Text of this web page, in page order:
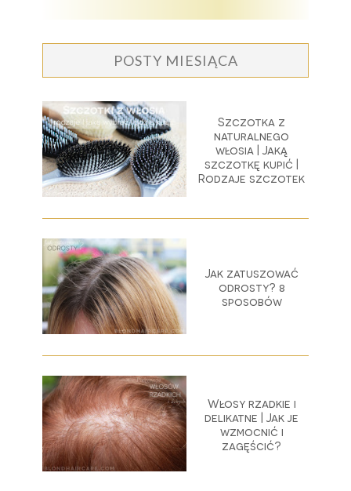
POSTY MIESIĄCA
Szczotka z
naturalnego
włosia | Jaką
szczotkę kupić |
Rodzaje szczotek
Jak zatuszować
odrosty? 8
sposobów
Włosy rzadkie i
delikatne | Jak je
wzmocnić i
zagęścić?